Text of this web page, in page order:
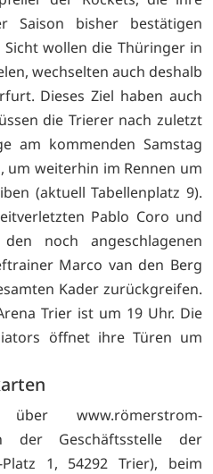
Saison bisher bestätigen
wollen die Thüringer in
wechselten auch deshalb
Dieses Ziel haben auch
die Trierer nach zuletzt
am kommenden Samstag
um weiterhin im Rennen um
(aktuell Tabellenplatz 9).
Pablo Coro und
noch angeschlagenen
Marco van den Berg
Kader zurückgreifen.
Trier ist um 19 Uhr. Die
öffnet ihre Türen um
www.römerstrom-
der Geschäftsstelle der
Platz 1, 54292 Trier), beim